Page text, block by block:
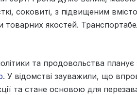
соковиті, з підвищеним
товарних якостей.
та продовольства планує
. У відомстві зауважили, що
та стане основою для